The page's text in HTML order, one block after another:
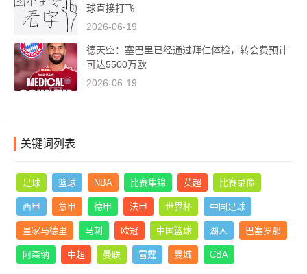
球直接打飞
2026-06-19
德天空：塞巴里已经通过拜仁体检，转会费预计
可达5500万欧
2026-06-19
关键词列表
足球 篮球 NBA 比赛集锦 英超 比赛录像
西甲 意甲 德甲 法甲 世界杯 中国足球
皇家马德里 马刺 欧冠 中国篮球 湖人 巴塞罗那
阿森纳 中超 曼联 雷霆 曼城 CBA